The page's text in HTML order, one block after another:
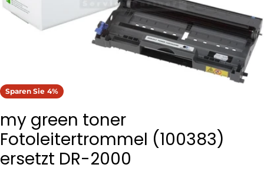
Sparen Sie 4%
my green toner
Fotoleitertrommel (100383)
ersetzt DR-2000